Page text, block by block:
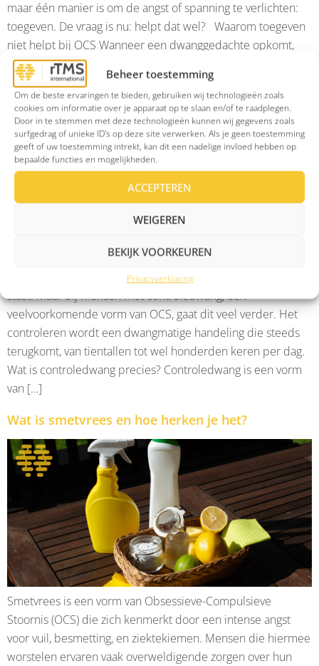
Beheer toestemming
Om de beste ervaringen te bieden, gebruiken wij technologieën zoals
cookies om informatie over je apparaat op te slaan en/of te raadplegen.
Door in te stemmen met deze technologieën kunnen wij gegevens zoals
surfgedrag of unieke ID's op deze site verwerken. Als je geen toestemming
geeft of uw toestemming intrekt, kan dit een nadelige invloed hebben op
bepaalde functies en mogelijkheden.
ACCEPTEREN
WEIGEREN
BEKIJK VOORKEUREN
Privacyverklaring
maar één manier is om de angst of spanning te verlichten:
toegeven. De vraag is nu: helpt dat wel? Waarom toegeven
niet helpt bij OCS Wanneer een dwanggedachte opkomt,
bijvoorbeeld “Misschien staat […]
Wat is controledwang?
Iedereen checkt soms of de deur op slot zit of het gas uit
staat. Maar bij mensen met controledwang, een
veelvoorkomende vorm van OCS, gaat dit veel verder. Het
controleren wordt een dwangmatige handeling die steeds
terugkomt, van tientallen tot wel honderden keren per dag.
Wat is controledwang precies? Controledwang is een vorm
van […]
Wat is smetvrees en hoe herken je het?
Smetvrees is een vorm van Obsessieve-Compulsieve
Stoornis (OCS) die zich kenmerkt door een intense angst
voor vuil, besmetting, en ziektekiemen. Mensen die hiermee
worstelen ervaren vaak overweldigende zorgen over hun